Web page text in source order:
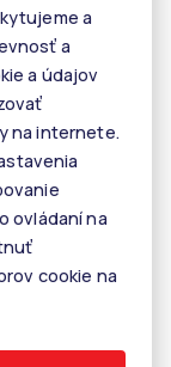
a
a
a údajov
na internete.
ovládaní na
cookie na